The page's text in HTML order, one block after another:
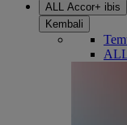
ALL Accor+ ibis
Kembali